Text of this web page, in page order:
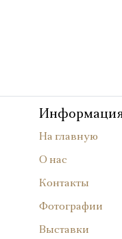
На главную
О нас
Контакты
Фотографии
Выставки